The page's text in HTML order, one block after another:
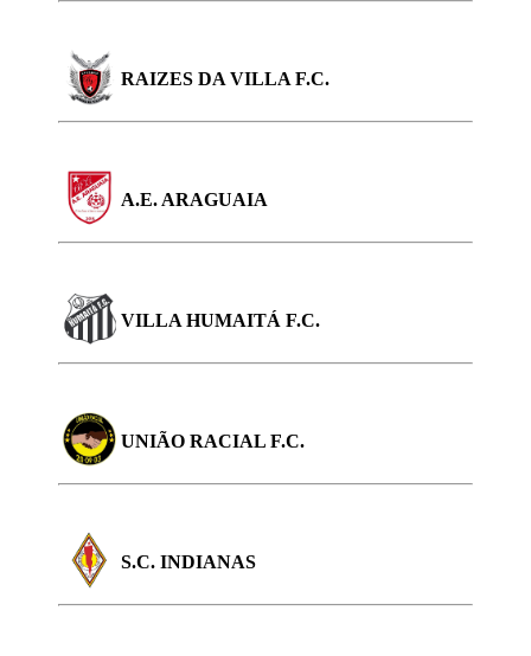
RAIZES DA VILLA F.C.
A.E. ARAGUAIA
VILLA HUMAITÁ F.C.
UNIÃO RACIAL F.C.
S.C. INDIANAS